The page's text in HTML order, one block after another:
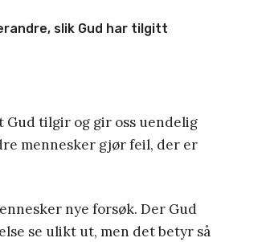
slik Gud har tilgitt
Gud tilgir og gir oss uendelig
mennesker gjør feil, der er
nye forsøk. Der Gud
se ulikt ut, men det betyr så